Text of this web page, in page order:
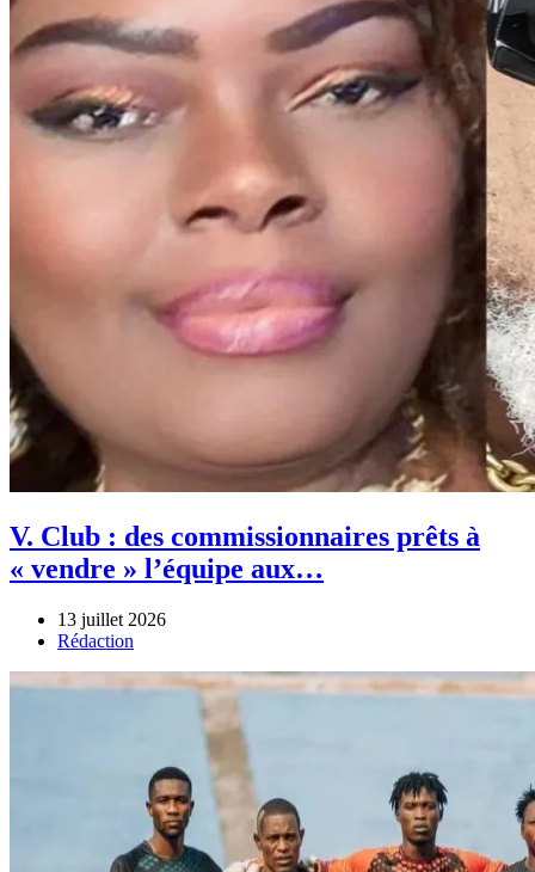
V. Club : des commissionnaires prêts à
« vendre » l’équipe aux…
13 juillet 2026
Author
Rédaction